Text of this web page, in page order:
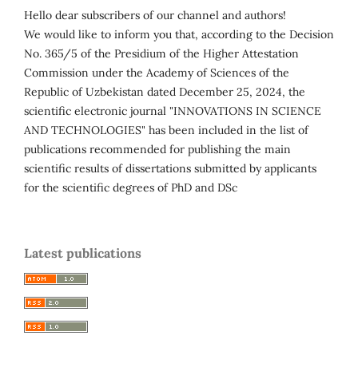
Hello dear subscribers of our channel and authors!
We would like to inform you that, according to the Decision
No. 365/5 of the Presidium of the Higher Attestation
Commission under the Academy of Sciences of the
Republic of Uzbekistan dated December 25, 2024, the
scientific electronic journal "INNOVATIONS IN SCIENCE
AND TECHNOLOGIES" has been included in the list of
publications recommended for publishing the main
scientific results of dissertations submitted by applicants
for the scientific degrees of PhD and DSc
Latest publications